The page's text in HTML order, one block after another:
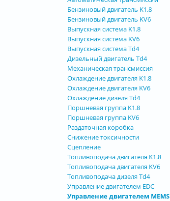
Бензиновый двигатель K1.8
Бензиновый двигатель KV6
Выпускная система K1.8
Выпускная система KV6
Выпускная система Td4
Дизельный двигатель Td4
Механическая трансмиссия
Охлаждение двигателя K1.8
Охлаждение двигателя KV6
Охлаждение дизеля Td4
Поршневая группа K1.8
Поршневая группа KV6
Раздаточная коробка
Снижение токсичности
Сцепление
Топливоподача двигателя K1.8
Топливоподача двигателя KV6
Топливоподача дизеля Td4
Управление двигателем EDC
Управление двигателем MEMS